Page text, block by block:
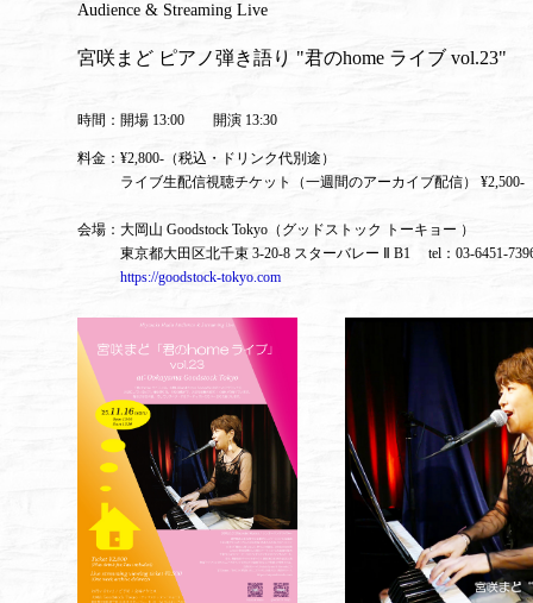
Audience & Streaming Live
宮咲まど ピアノ弾き語り "君のhome ライブ vol.23"
時間：開場 13:00 開演 13:30
料金：¥2,800-（税込・ドリンク代別途）
ライブ生配信視聴チケット（一週間のアーカイブ配信） ¥2,500-
会場：大岡山 Goodstock Tokyo（グッドストック トーキョー ）
東京都大田区北千束 3-20-8 スターバレー Ⅱ B1 tel：03-6451-
https://goodstock-tokyo.com